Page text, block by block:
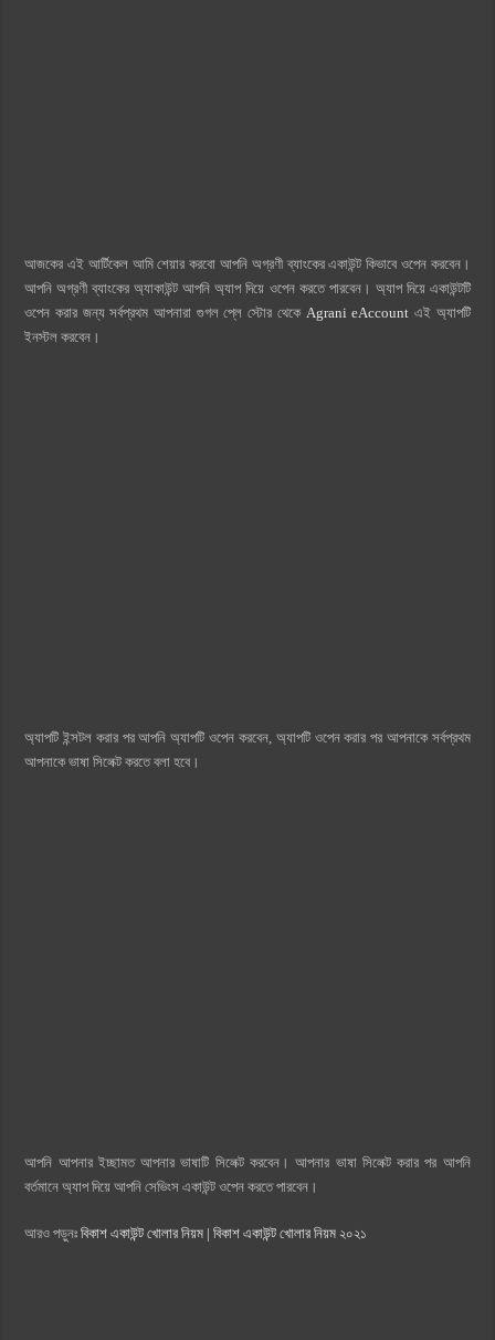
আজকের এই আর্টিকেল আমি শেয়ার করবো আপনি অগ্রণী ব্যাংকের একাউন্ট কিভাবে ওপেন করবেন।
আপনি অগ্রণী ব্যাংকের অ্যাকাউন্ট আপনি অ্যাপ দিয়ে ওপেন করতে পারবেন। অ্যাপ দিয়ে একাউন্টটি
ওপেন করার জন্য সর্বপ্রথম আপনারা গুগল প্লে স্টোর থেকে Agrani eAccount এই অ্যাপটি
ইনস্টল করবেন।
অ্যাপটি ইন্সটল করার পর আপনি অ্যাপটি ওপেন করবেন, অ্যাপটি ওপেন করার পর আপনাকে সর্বপ্রথম
আপনাকে ভাষা সিলেক্ট করতে বলা হবে।
আপনি আপনার ইচ্ছামত আপনার ভাষাটি সিলেক্ট করবেন। আপনার ভাষা সিলেক্ট করার পর আপনি
বর্তমানে অ্যাপ দিয়ে আপনি সেভিংস একাউন্ট ওপেন করতে পারবেন।
আরও পড়ুনঃবিকাশ একাউন্ট খোলার নিয়ম | বিকাশ একাউন্ট খোলার নিয়ম ২০২১